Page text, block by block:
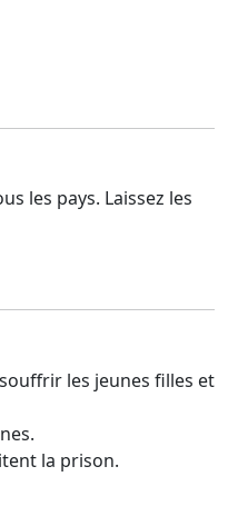
les pays. Laissez les
les jeunes filles et
la prison.